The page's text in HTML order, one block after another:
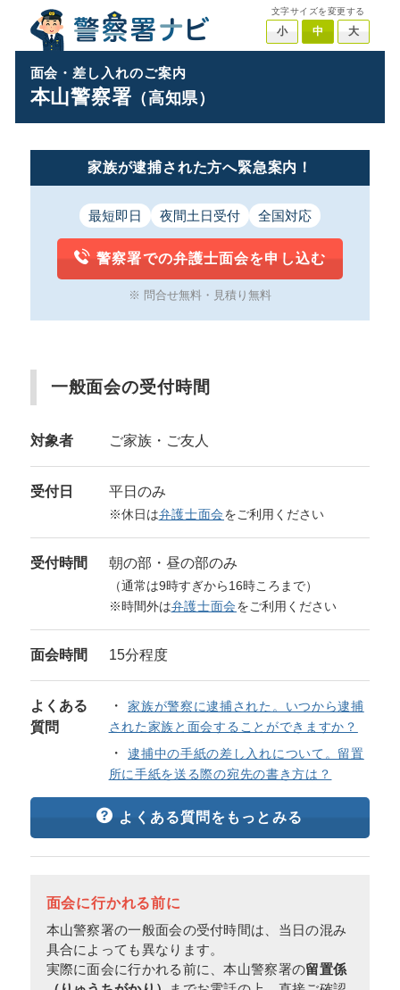
文字サイズを変更する
小 中 大
面会・差し入れのご案内
本山警察署（高知県）
家族が逮捕された方へ緊急案内！
最短即日 夜間土日受付 全国対応
警察署での弁護士面会を申し込む
※ 問合せ無料・見積り無料
一般面会の受付時間
対象者 ご家族・ご友人
受付日 平日のみ
※休日は弁護士面会をご利用ください
受付時間 朝の部・昼の部のみ
（通常は9時すぎから16時ころまで）
※時間外は弁護士面会をご利用ください
面会時間 15分程度
よくある
質問
家族が警察に逮捕された。いつから逮捕
された家族と面会することができますか？
逮捕中の手紙の差し入れについて。留置
所に手紙を送る際の宛先の書き方は？
よくある質問をもっとみる
面会に行かれる前に
本山警察署の一般面会の受付時間は、当日の混み
具合によっても異なります。
実際に面会に行かれる前に、本山警察署の留置係